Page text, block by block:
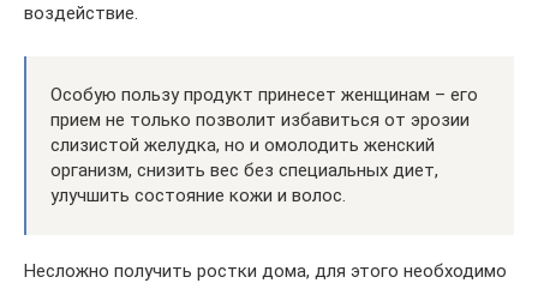
воздействие.
Особую пользу продукт принесет женщинам – его
прием не только позволит избавиться от эрозии
слизистой желудка, но и омолодить женский
организм, снизить вес без специальных диет,
улучшить состояние кожи и волос.
Несложно получить ростки дома, для этого необходимо